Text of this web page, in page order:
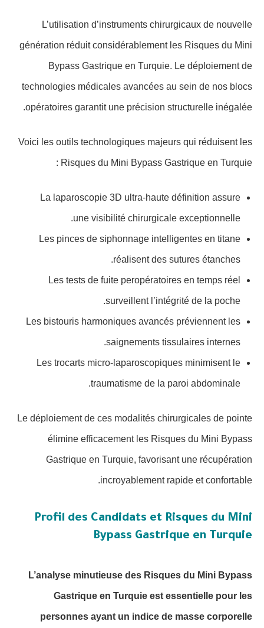
L’utilisation d’instruments chirurgicaux de nouvelle
génération réduit considérablement les Risques du Mini
Bypass Gastrique en Turquie. Le déploiement de
technologies médicales avancées au sein de nos blocs
opératoires garantit une précision structurelle inégalée.
Voici les outils technologiques majeurs qui réduisent les
Risques du Mini Bypass Gastrique en Turquie :
La laparoscopie 3D ultra-haute définition assure
une visibilité chirurgicale exceptionnelle.
Les pinces de siphonnage intelligentes en titane
réalisent des sutures étanches.
Les tests de fuite peropératoires en temps réel
surveillent l’intégrité de la poche.
Les bistouris harmoniques avancés préviennent les
saignements tissulaires internes.
Les trocarts micro-laparoscopiques minimisent le
traumatisme de la paroi abdominale.
Le déploiement de ces modalités chirurgicales de pointe
élimine efficacement les Risques du Mini Bypass
Gastrique en Turquie, favorisant une récupération
incroyablement rapide et confortable.
Profil des Candidats et Risques du Mini
Bypass Gastrique en Turquie
L’analyse minutieuse des Risques du Mini Bypass
Gastrique en Turquie est essentielle pour les
personnes ayant un indice de masse corporelle